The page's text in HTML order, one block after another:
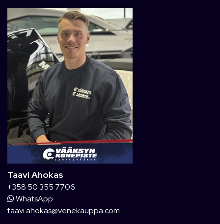
Taavi Ahokas
+358 50 355 7706
WhatsApp
taavi.ahokas@venekauppa.com